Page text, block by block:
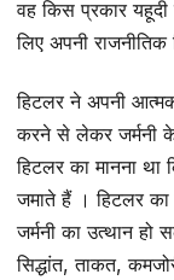
वह किस प्रकार यहूदी
लिए अपनी राजनीतिक
हिटलर ने अपनी
करने से लेकर जर्मनी के
हिटलर का मानना
जमाते हैं । हिटलर का
जर्मनी का उत्थान
सिद्धांत, ताकत,